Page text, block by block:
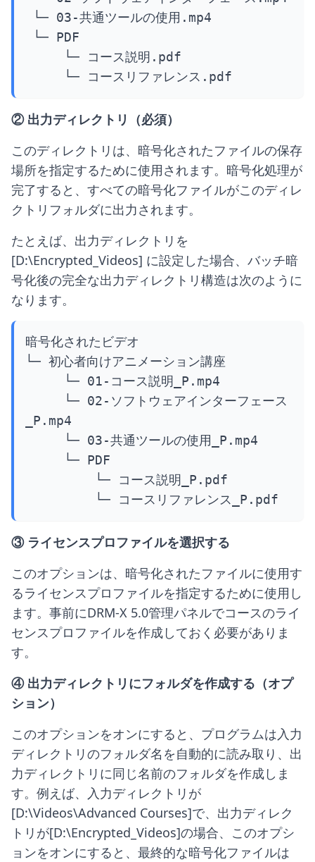
     └─ コースリファレンス.pdf
② 出力ディレクトリ（必須）
このディレクトリは、暗号化されたファイルの保存
場所を指定するために使用されます。暗号化処理が
完了すると、すべての暗号化ファイルがこのディレ
クトリフォルダに出力されます。
たとえば、出力ディレクトリを
[D:\Encrypted_Videos] に設定した場合、バッチ暗
号化後の完全な出力ディレクトリ構造は次のように
なります。
暗号化されたビデオ
└─ 初心者向けアニメーション講座
_P.mp4
         └─ コースリファレンス_P.pdf
③ ライセンスプロファイルを選択する
このオプションは、暗号化されたファイルに使用す
るライセンスプロファイルを指定するために使用し
ます。事前にDRM-X 5.0管理パネルでコースのライ
センスプロファイルを作成しておく必要がありま
す。
④ 出力ディレクトリにフォルダを作成する（オプ
ション）
このオプションをオンにすると、プログラムは入力
ディレクトリのフォルダ名を自動的に読み取り、出
力ディレクトリに同じ名前のフォルダを作成しま
す。例えば、入力ディレクトリが
[D:\Videos\Advanced Courses]で、出力ディレク
トリが[D:\Encrypted_Videos]の場合、このオプシ
ョンをオンにすると、最終的な暗号化ファイルは